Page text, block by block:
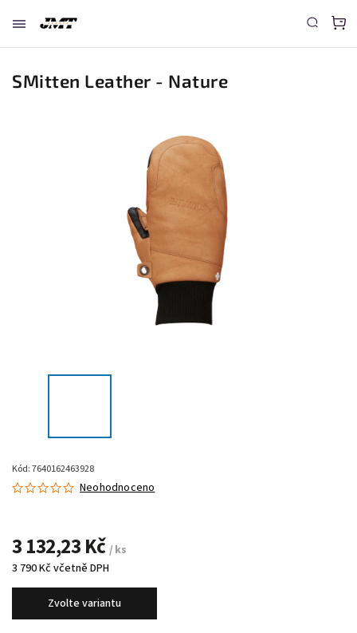
SMitten Leather - Nature
Kód:7640162463928
Neohodnoceno
3 132,23 Kč / ks
3 790 Kč včetně DPH
Zvolte variantu